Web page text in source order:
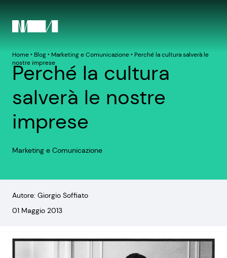
Home‣ Blog‣ Marketing e Comunicazione‣ Perché la cultura salverà le
nostre imprese
Perché la cultura
salverà le nostre
imprese
Marketing e Comunicazione
Autore: Giorgio Soffiato
01 Maggio 2013